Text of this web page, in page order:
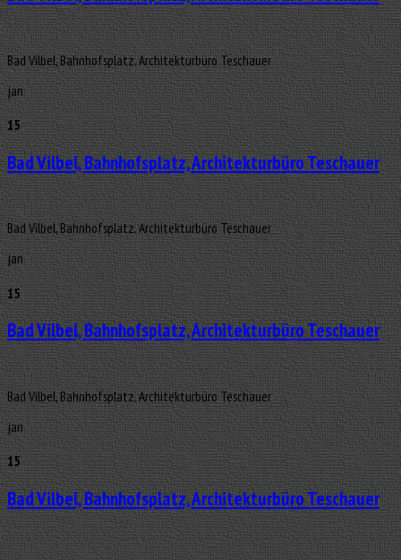
Bad Vilbel, Bahnhofsplatz, Architekturbüro Teschauer
jan
15
Bad Vilbel, Bahnhofsplatz, Architekturbüro Teschauer
Bad Vilbel, Bahnhofsplatz, Architekturbüro Teschauer
jan
15
Bad Vilbel, Bahnhofsplatz, Architekturbüro Teschauer
Bad Vilbel, Bahnhofsplatz, Architekturbüro Teschauer
jan
15
Bad Vilbel, Bahnhofsplatz, Architekturbüro Teschauer